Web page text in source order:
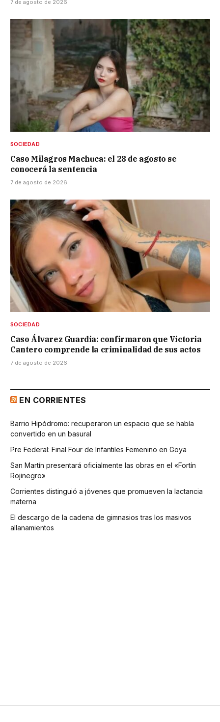
7 de agosto de 2026
SOCIEDAD
Caso Milagros Machuca: el 28 de agosto se
conocerá la sentencia
7 de agosto de 2026
SOCIEDAD
Caso Álvarez Guardia: confirmaron que Victoria
Cantero comprende la criminalidad de sus actos
7 de agosto de 2026
EN CORRIENTES
Barrio Hipódromo: recuperaron un espacio que se había
convertido en un basural
Pre Federal: Final Four de Infantiles Femenino en Goya
San Martín presentará oficialmente las obras en el «Fortín
Rojinegro»
Corrientes distinguió a jóvenes que promueven la lactancia
materna
El descargo de la cadena de gimnasios tras los masivos
allanamientos